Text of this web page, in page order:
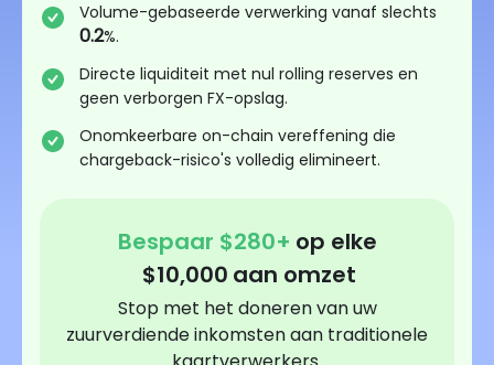
Volume-gebaseerde verwerking vanaf slechts
0.2%.
Directe liquiditeit met nul rolling reserves en
geen verborgen FX-opslag.
Onomkeerbare on-chain vereffening die
chargeback-risico's volledig elimineert.
Bespaar $280+ op elke
$10,000 aan omzet
Stop met het doneren van uw
zuurverdiende inkomsten aan traditionele